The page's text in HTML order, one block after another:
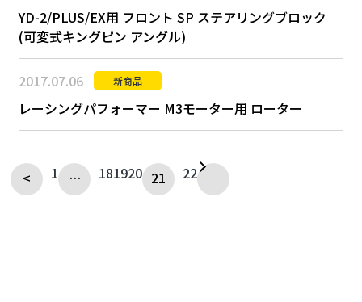
YD-2/PLUS/EX用 フロント SP ステアリングブロック
(可変式キングピン アングル)
2017.07.06 新商品
レーシングパフォーマー M3モーター用 ローター
< 1 … 181920 21 22